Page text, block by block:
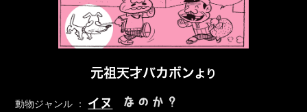
元祖天才バカボンより
動物ジャンル ： イヌ なのか？